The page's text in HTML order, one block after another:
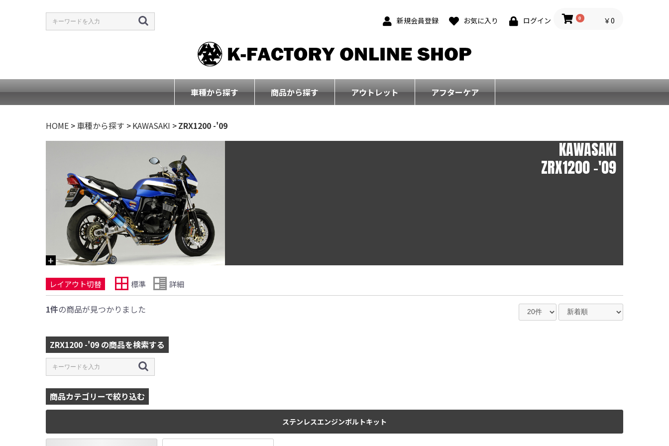
新規会員登録 お気に入り ログイン 0 ￥0
車種から探す 商品から探す アウトレット アフターケア
HOME >車種から探す >KAWASAKI >ZRX1200 -'09
KAWASAKI
ZRX1200 -'09
レイアウト切替 標準 詳細
1件の商品が見つかりました
ZRX1200 -'09 の商品を検索する
商品カテゴリーで絞り込む
ステンレスエンジンボルトキット